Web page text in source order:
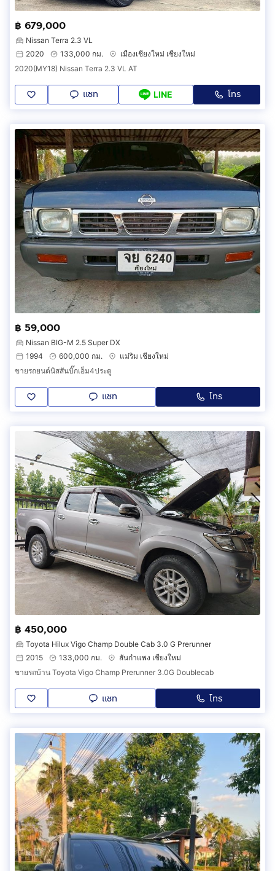
฿ 679,000
Nissan Terra 2.3 VL
2020
133,000 กม.
เมืองเชียงใหม่ เชียงใหม่
2020(MY18) Nissan Terra 2.3 VL AT
แชท LINE โทร
฿ 59,000
Nissan BIG-M 2.5 Super DX
1994
600,000 กม.
แม่ริม เชียงใหม่
ขายรถยนต์นิสสันบิ๊กเอ็ม4ประตู
แชท โทร
฿ 450,000
Toyota Hilux Vigo Champ Double Cab 3.0 G Prerunner
2015
133,000 กม.
สันกำแพง เชียงใหม่
ขายรถบ้าน Toyota Vigo​ Champ​ Prerunner ​3.0G​ Double​cab​
แชท โทร